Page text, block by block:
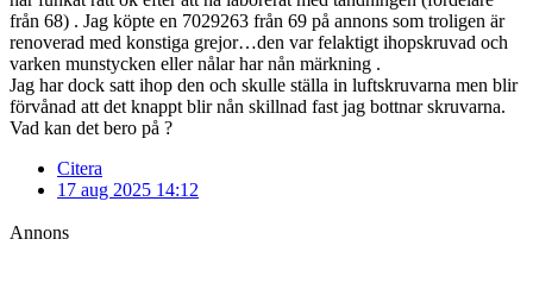
från 68) . Jag köpte en 7029263 från 69 på annons som troligen är
renoverad med konstiga grejor…den var felaktigt ihopskruvad och
varken munstycken eller nålar har nån märkning .
Jag har dock satt ihop den och skulle ställa in luftskruvarna men blir
förvånad att det knappt blir nån skillnad fast jag bottnar skruvarna.
Vad kan det bero på ?
Citera
17 aug 2025 14:12
Annons